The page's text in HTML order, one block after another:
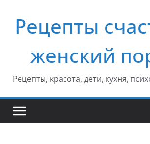
содержимому
Рецепты
женский
Рецепты, красота, дети, кухня,